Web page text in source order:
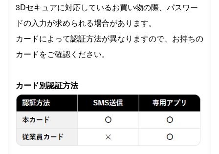
3Dセキュアに対応しているお買い物の際、パスワー
ドの入力が求められる場合があります。
カードによって認証方法が異なりますので、お持ちの
カードをご確認ください。
カード別認証方法